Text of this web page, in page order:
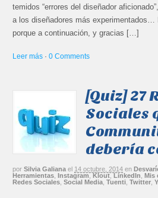
temidos “errores del diseñador
a los diseñadores más experimentados…
porque a continuación, y gracias […]
Leer más ·0 Comments
[Quiz] 27
Sociales
debería
por Silvia Galiana el 14 octubre, 2014 en
Herramientas ,Instagram,Klout,LinkedIn ,Mis
Redes Sociales ,Social Media ,Tuenti ,Twitter ,